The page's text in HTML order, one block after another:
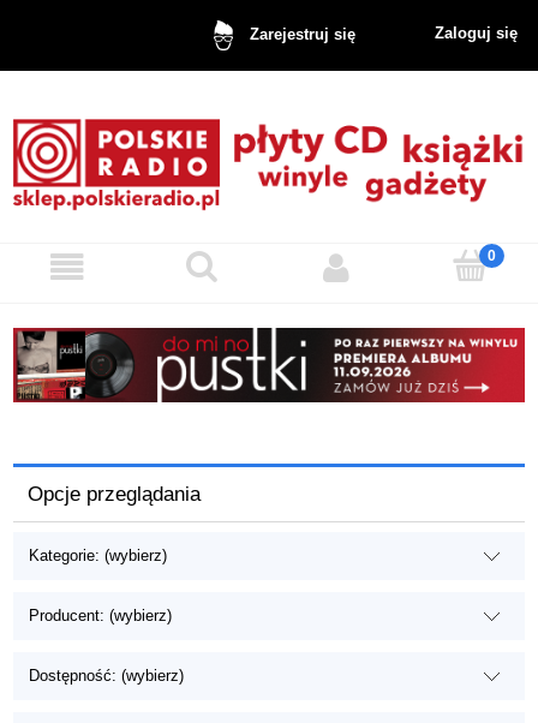
Zarejestruj się Zaloguj się
Opcje przeglądania
Kategorie: (wybierz)
Producent: (wybierz)
Dostępność: (wybierz)